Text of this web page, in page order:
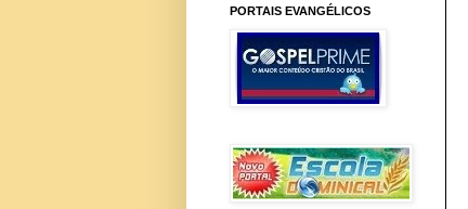
PORTAIS EVANGÉLICOS